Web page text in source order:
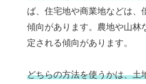
ば、住宅地や商業地などは、
傾向があります。農地や山林
定される傾向があります。
どちらの方法を使うかは、土